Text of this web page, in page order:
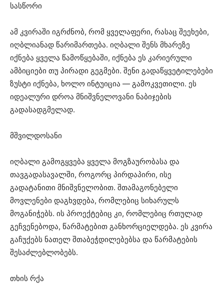
სასწორი
ამ კვირაში იგრძნობ, რომ ყველაფერი, რასაც შეეხები,
იღბლიანად წარიმართება. იღბალი შენს მხარეზე
იქნება ყველა წამოწყებაში, იქნება ეს კარიერული
ამბიციები თუ პირადი გეგმები. შენი გადაწყვეტილებები
ზუსტი იქნება, ხოლო ინტუიცია — გამოკვეთილი. ეს
იდეალური დროა მნიშვნელოვანი ნაბიჯების
გადასადგმელად.
მშვილდოსანი
იღბალი გამოგყვება ყველა მოგზაურობასა და
თავგადასავალში, როგორც პირდაპირი, ისე
გადატანითი მნიშვნელობით. შთამაგონებელი
მოვლენები დაგხვდება, რომლებიც სიხარულს
მოგანიჭებს. ის პროექტებიც კი, რომლებიც რთულად
გეჩვენებოდა, წარმატებით განხორციელდება. ეს კვირა
გაჩუქებს ნათელ შთაბეჭდილებებსა და წარმატების
შესაძლებლობებს.
თხის რქა